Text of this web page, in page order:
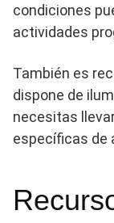
condiciones
actividades
También es
dispone de
necesitas
específicas de